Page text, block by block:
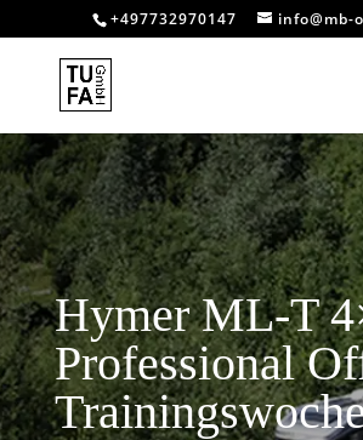
+497732970147 info@mb-
Hymer ML-T
Professional